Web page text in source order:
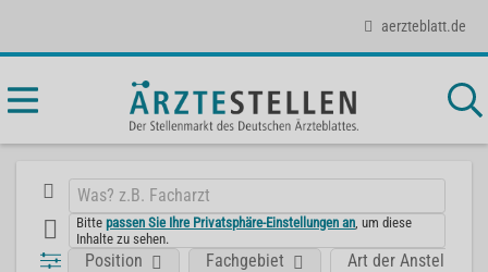
aerzteblatt.de
Bittepassen Sie Ihre Privatsphäre-Einstellungen an , um diese
Inhalte zu sehen.
Position Fachgebiet Art der Anstellung